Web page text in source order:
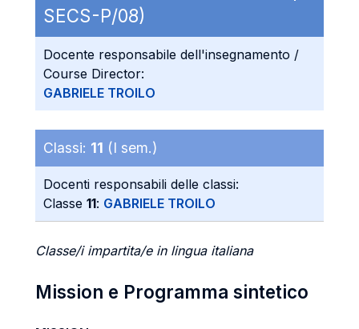
SECS-P/08)
Docente responsabile dell'insegnamento /
Course Director:
GABRIELE TROILO
Classi: 11 (I sem.)
Docenti responsabili delle classi:
Classe 11: GABRIELE TROILO
Classe/i impartita/e in lingua italiana
Mission e Programma sintetico